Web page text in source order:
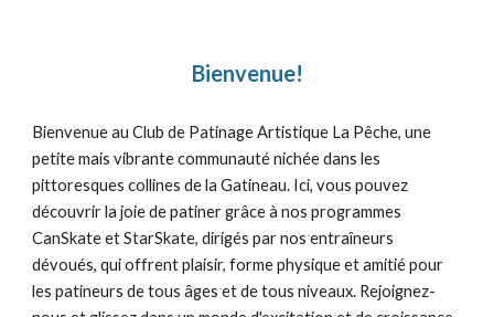
Bienvenue!
Bienvenue au Club de Patinage Artistique La Pêche, une
petite mais vibrante communauté nichée dans les
pittoresques collines de la Gatineau. Ici, vous pouvez
découvrir la joie de patiner grâce à nos programmes
CanSkate et StarSkate, dirigés par nos entraîneurs
dévoués, qui offrent plaisir, forme physique et amitié pour
les patineurs de tous âges et de tous niveaux. Rejoignez-